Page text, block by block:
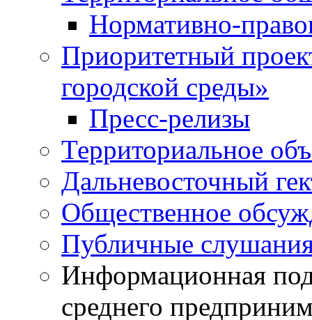
Нормативно-
Приоритетный
городской среды»
Пресс-релизы
Территориальное
Дальневосточный
Общественное
Публичные
Информационная
среднего